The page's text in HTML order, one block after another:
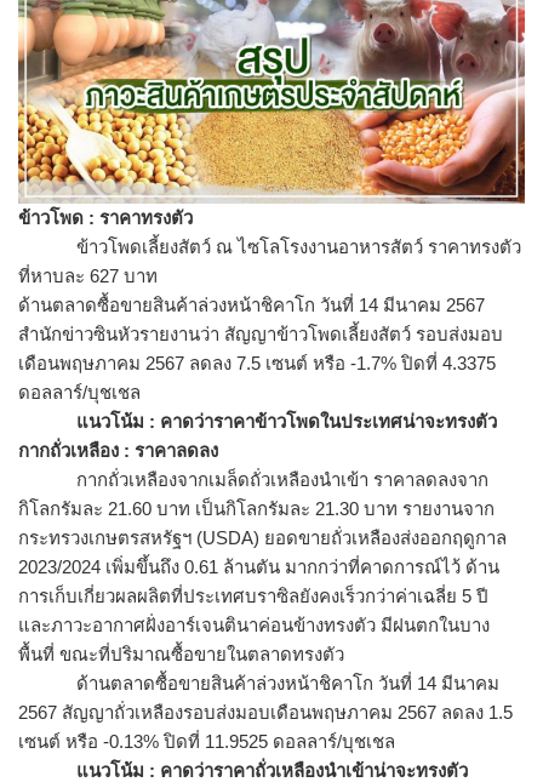
ข้าวโพด : ราคาทรงตัว
ข้าวโพดเลี้ยงสัตว์ ณ ไซโลโรงงานอาหารสัตว์ ราคาทรงตัว
ที่หาบละ 627 บาท
ด้านตลาดซื้อขายสินค้าล่วงหน้าชิคาโก วันที่ 14 มีนาคม 2567
สำนักข่าวซินหัวรายงานว่า สัญญาข้าวโพดเลี้ยงสัตว์ รอบส่งมอบ
เดือนพฤษภาคม 2567 ลดลง 7.5 เซนต์ หรือ -1.7% ปิดที่ 4.3375
ดอลลาร์/บุชเชล
แนวโน้ม : คาดว่าราคาข้าวโพดในประเทศน่าจะทรงตัว
กากถั่วเหลือง : ราคาลดลง
กากถั่วเหลืองจากเมล็ดถั่วเหลืองนำเข้า ราคาลดลงจาก
กิโลกรัมละ 21.60 บาท เป็นกิโลกรัมละ 21.30 บาท รายงานจาก
กระทรวงเกษตรสหรัฐฯ (USDA) ยอดขายถั่วเหลืองส่งออกฤดูกาล
2023/2024 เพิ่มขึ้นถึง 0.61 ล้านตัน มากกว่าที่คาดการณ์ไว้ ด้าน
การเก็บเกี่ยวผลผลิตที่ประเทศบราซิลยังคงเร็วกว่าค่าเฉลี่ย 5 ปี
และภาวะอากาศฝั่งอาร์เจนตินาค่อนข้างทรงตัว มีฝนตกในบาง
พื้นที่ ขณะที่ปริมาณซื้อขายในตลาดทรงตัว
ด้านตลาดซื้อขายสินค้าล่วงหน้าชิคาโก วันที่ 14 มีนาคม
2567 สัญญาถั่วเหลืองรอบส่งมอบเดือนพฤษภาคม 2567 ลดลง 1.5
เซนต์ หรือ -0.13% ปิดที่ 11.9525 ดอลลาร์/บุชเชล
แนวโน้ม : คาดว่าราคาถั่วเหลืองนำเข้าน่าจะทรงตัว